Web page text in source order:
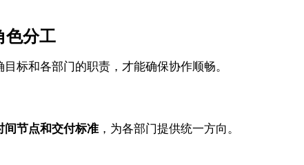
色分工
标和各部门的职责，才能确保协作顺畅。
间节点和交付标准，为各部门提供统一方向。